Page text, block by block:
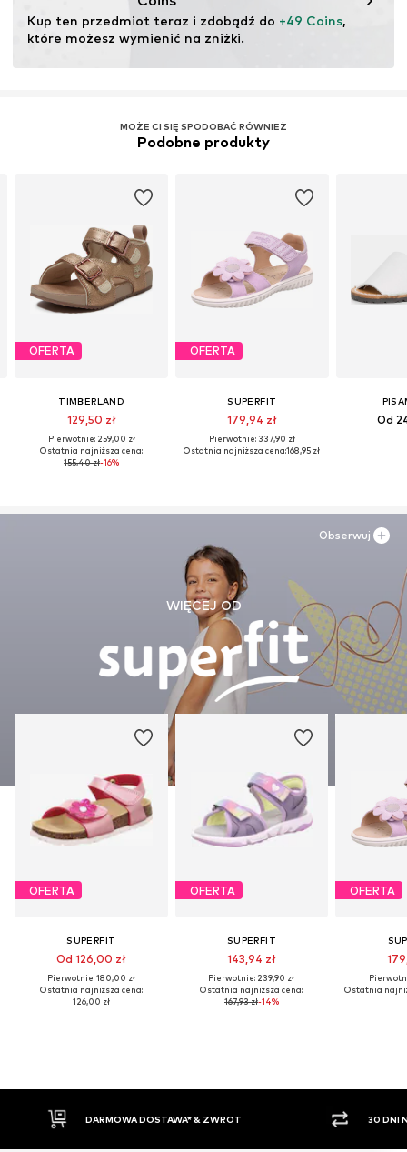
Kup ten przedmiot teraz i zdobądź do +49 Coins,
które możesz wymienić na zniżki.
MOŻE CI SIĘ SPODOBAĆ RÓWNIEŻ
Podobne produkty
OFERTA
TIMBERLAND
129,50 zł
Pierwotnie: 259,00 zł
Ostatnia najniższa cena:
155,40 zł-16%
OFERTA
SUPERFIT
179,94 zł
Pierwotnie: 337,90 zł
Ostatnia najniższa cena:168,95 zł
Od
WIĘCEJ OD
OFERTA
SUPERFIT
Od 126,00 zł
Pierwotnie: 180,00 zł
Ostatnia najniższa cena:
126,00 zł
OFERTA
SUPERFIT
143,94 zł
Pierwotnie: 239,90 zł
Ostatnia najniższa cena:
167,93 zł-14%
OFERTA
Ostatnia
Obserwuj
DARMOWA DOSTAWA* & ZWROT 30 DNI